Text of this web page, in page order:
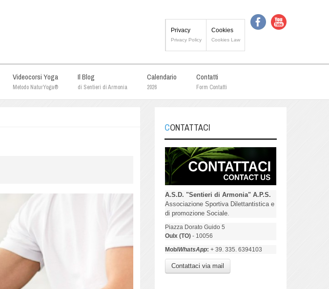
Privacy
Privacy Policy
Cookies
Cookies Law
Videocorsi Yoga
Metodo NaturYoga®
Il Blog
di Sentieri di Armonia
Calendario
2026
Contatti
Form Contatti
CONTATTACI
A.S.D. "Sentieri di Armonia" A.P.S.
Associazione Sportiva Dilettantistica e
di promozione Sociale.
Piazza Dorato Guido 5
Oulx (TO)- 10056
Mob/WhatsApp: + 39. 335. 6394103
Contattaci via mail